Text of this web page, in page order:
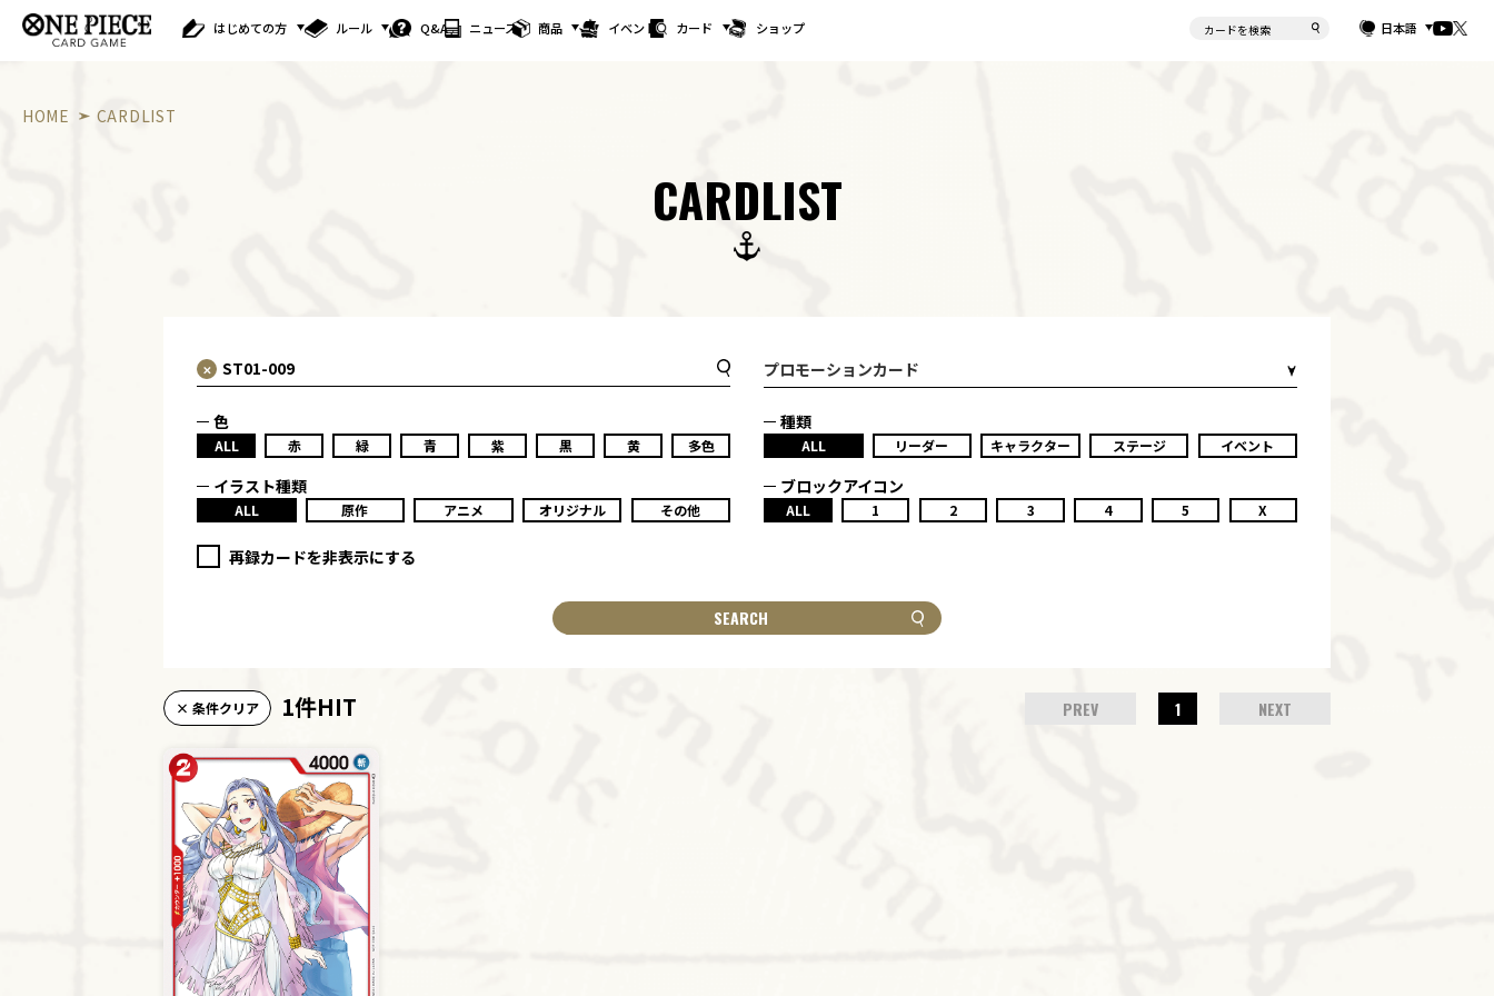
はじめての方 ルール Q&A ニュース 商品 イベント カード ショップ 日本語
HOME CARDLIST
CARDLIST
プロモーションカード
色
ALL 赤 緑 青 紫 黒 黄 多色
種類
ALL リーダー キャラクター ステージ イベント
イラスト種類
ALL 原作 アニメ オリジナル その他
ブロックアイコン
ALL 1 2 3 4 5 X
再録カードを非表示にする
SEARCH
× 条件クリア 1件HIT PREV 1 NEXT